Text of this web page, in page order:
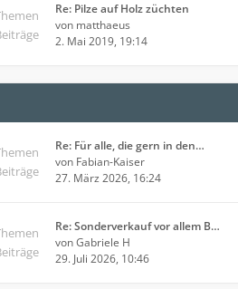
Re: Pilze auf Holz züchten
von matthaeus
2. Mai 2019, 19:14
Re: Für alle, die gern in den…
von Fabian-Kaiser
27. März 2026, 16:24
Re: Sonderverkauf vor allem B…
vonGabriele H
29. Juli 2026, 10:46